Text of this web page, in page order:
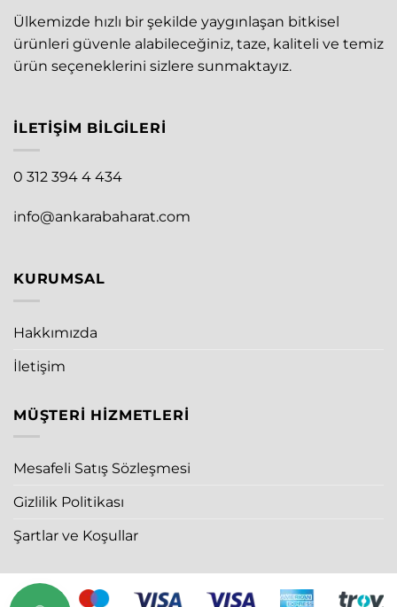
Ülkemizde hızlı bir şekilde yaygınlaşan bitkisel
ürünleri güvenle alabileceğiniz, taze, kaliteli ve temiz
ürün seçeneklerini sizlere sunmaktayız.
İLETIŞIM BILGILERI
0 312 394 4 434
info@ankarabaharat.com
KURUMSAL
Hakkımızda
İletişim
MÜŞTERI HIZMETLERI
Mesafeli Satış Sözleşmesi
Gizlilik Politikası
Şartlar ve Koşullar